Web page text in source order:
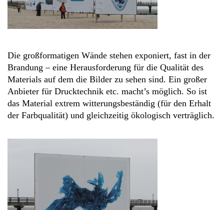
Die großformatigen Wände stehen exponiert, fast in der
Brandung – eine Herausforderung für die Qualität des
Materials auf dem die Bilder zu sehen sind. Ein großer
Anbieter für Drucktechnik etc. macht’s möglich. So ist
das Material extrem witterungsbeständig (für den Erhalt
der Farbqualität) und gleichzeitig ökologisch verträglich.